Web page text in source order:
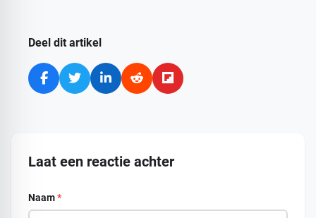
Deel dit artikel
Laat een reactie achter
Naam*